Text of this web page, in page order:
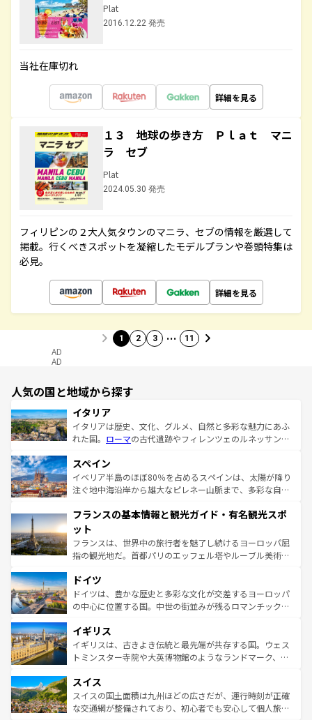
Plat
2016.12.22 発売
当社在庫切れ
詳細を見る
１３ 地球の歩き方 Ｐｌａｔ マニ
ラ セブ
Plat
2024.05.30 発売
フィリピンの２大人気タウンのマニラ、セブの情報を厳選して
掲載。行くべきスポットを凝縮したモデルプランや巻頭特集は
必見。
詳細を見る
1 2 3 … 11
AD
AD
人気の国と地域から探す
イタリア
イタリアは歴史、文化、グルメ、自然と多彩な魅力にあふ
れた国。 ローマの古代遺跡やフィレンツェのルネッサンス
ろん、トスカーナの美しい田園風景やアマルフィ海岸の絶
景など、自然景観も見逃せない。観光の合間には、本場の
ピザやパスタなど、絶品のイタリア料理を堪能することも
ませてくれるイタリアで、忘れられない旅をしてみよう！
なお、新着のイタリア情報は
しい。
スペイン
イベリア半島のほぼ80％を占めるスペインは、太陽が降り
注ぐ地中海沿岸から雄大なピレネー山脈まで、多彩な自然
文化が根付くこの国では、情熱的なフラメンコ、熱気あふ
れる闘牛、そして美味しいタパスが生活の一部となってい
る。首都マドリードの洗練された雰囲気や、バルセロナの
アートに溢れた街角から、地方では古代ローマ遺跡や中世
せる。地方によって風土や気候が異なるスペインはその個
性で訪れる人を魅了する。 なお、新着のスペイン情報は コ
ンテンツ一覧を参照してほしい。
フランスの基本情報と観光ガイド・有名観光スポ
ット
フランスは、世界中の旅行者を魅了し続けるヨーロッパ屈
指の観光地だ。首都パリのエッフェル塔やルーブル美術館
で、幅広い魅力が詰まっている。華麗な宮殿、歴史的な大
聖堂、美しいビーチ、そして豊かな自然が、訪れる者を心
から魅了する。また、フランスは美食の国としても知ら
いる。シャンパンの発祥地であるランス、プロヴァンスの
香り高いラベンダー畑など、多彩な楽しみ方が可能だ。さ
らに、パリ以外の地域にも魅力が溢れており、どの街角に
れる地方に足を運ぶとそれぞれで全く異なる文化を体験で
きるだろう。 なお、新着のフランス情報はコンテンツ一覧
を参照してほしい。
ドイツ
ドイツは、豊かな歴史と多彩な文化が交差するヨーロッパ
の中心に位置する国。中世の街並みが残るロマンチック街
顔を持つこの国は、どこを歩いても飽きることがない。ベ
ルリンの文化的活気、バイエルン州のアルプスの絶景、そ
してライン川沿いのワイン畑といった風景は必見。ビール
は、お酒好きな人にはぜひ体験してほしい。 なお、新着の
ドイツ情報はコンテンツ一覧を参照してほしい。
イギリス
イギリスは、古きよき伝統と最先端が共存する国。ウェス
トミンスター寺院や大英博物館のようなランドマーク、歴
リアごとに異なる魅力がある。また、優雅なアフタヌーン
ティー、ビール好きにはたまらない英国パブ、サッカー観
戦など、本場だからこそできる体験も豊富。イギリスを旅
スイス
スイスの国土面積は九州ほどの広さだが、運行時刻が正確
な交通網が整備されており、初心者でも安心して個人旅行